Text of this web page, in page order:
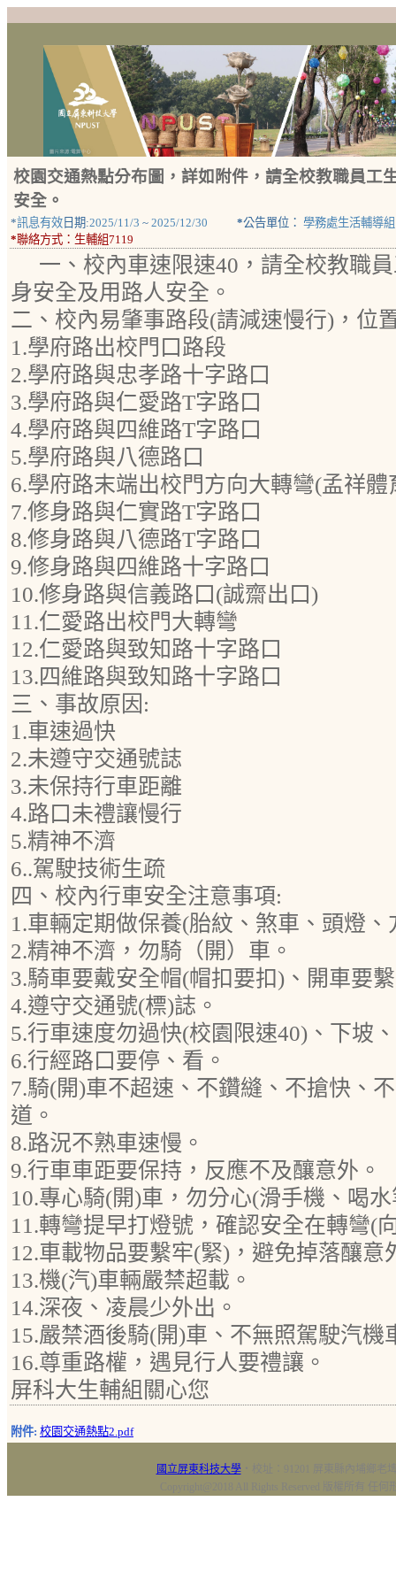
校園交通熱點分布圖，詳如附件，請全校教職員工
安全。
*訊息有效 日期:2025/11/3 ~ 2025/12/30 *公告單位： 學務處生活輔導組
*聯絡方式： 生輔組7119
一、校內車速限速40，請全校教職
身安全及用路人安全。
二、校內易肇事路段(請減速慢行)，位
1.學府路出校門口路段
2.學府路與忠孝路十字路口
3.學府路與仁愛路T字路口
4.學府路與四維路T字路口
5.學府路與八德路口
6.學府路末端出校門方向大轉彎(孟祥體
7.修身路與仁實路T字路口
8.修身路與八德路T字路口
9.修身路與四維路十字路口
10.修身路與信義路口(誠齋出口)
11.仁愛路出校門大轉彎
12.仁愛路與致知路十字路口
13.四維路與致知路十字路口
三、事故原因:
1.車速過快
2.未遵守交通號誌
3.未保持行車距離
4.路口未禮讓慢行
5.精神不濟
6..駕駛技術生疏
四、校內行車安全注意事項:
1.車輛定期做保養(胎紋、煞車、頭燈、
2.精神不濟，勿騎（開）車。
3.騎車要戴安全帽(帽扣要扣)、開車要
4.遵守交通號(標)誌。
5.行車速度勿過快(校園限速40)、下坡
6.行經路口要停、看。
7.騎(開)車不超速、不鑽縫、不搶快、
道。
8.路況不熟車速慢。
9.行車車距要保持，反應不及釀意外。
10.專心騎(開)車，勿分心(滑手機、喝
11.轉彎提早打燈號，確認安全在轉彎(
12.車載物品要繫牢(緊)，避免掉落釀意
13.機(汽)車輛嚴禁超載。
14.深夜、凌晨少外出。
15.嚴禁酒後騎(開)車、不無照駕駛汽機
16.尊重路權，遇見行人要禮讓。
屏科大生輔組關心您
附件: 校園交通熱點2.pdf
國立屏東科技大學‧校址：91201 屏東縣內埔鄉老